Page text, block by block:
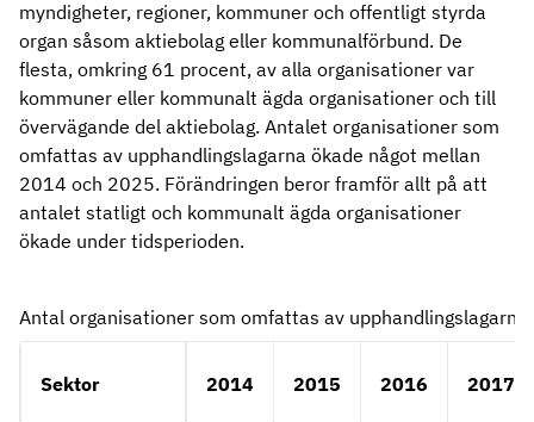
myndigheter, regioner, kommuner och offentligt styrda
organ såsom aktiebolag eller kommunalförbund. De
flesta, omkring 61 procent, av alla organisationer var
kommuner eller kommunalt ägda organisationer och till
övervägande del aktiebolag. Antalet organisationer som
omfattas av upphandlingslagarna ökade något mellan
2014 och 2025. Förändringen beror framför allt på att
antalet statligt och kommunalt ägda organisationer
ökade under tidsperioden.
Antal organisationer som omfattas av
Sektor 2014 2015 2016 2017